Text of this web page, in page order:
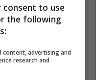
consent to use
the following
content, advertising and
research and